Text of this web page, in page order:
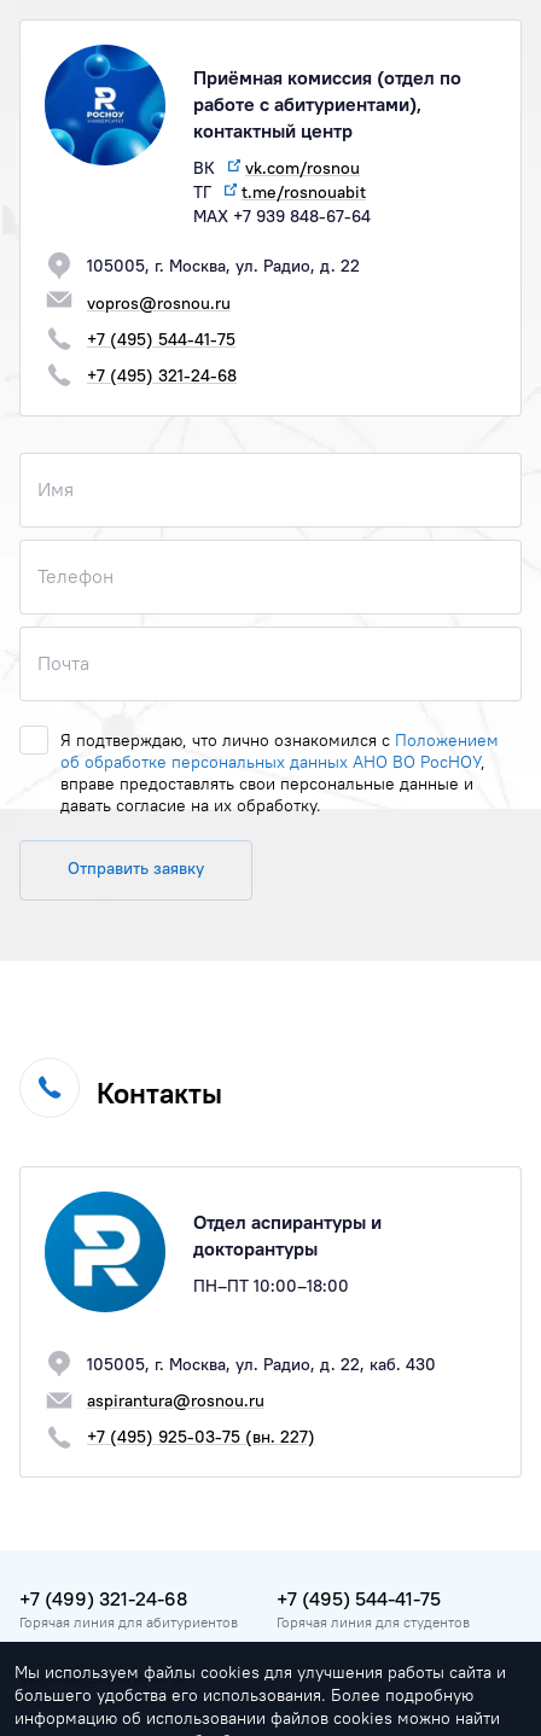
Приёмная комиссия (отдел по
работе с абитуриентами),
контактный центр
ВК
vk.com/rosnou
ТГ
t.me/rosnouabit
МАХ +7 939 848-67-64
105005, г. Москва, ул. Радио, д. 22
vopros@rosnou.ru
+7 (495) 544-41-75
+7 (495) 321-24-68
Имя
Телефон
Почта
Я подтверждаю, что лично ознакомился с Положением
об обработке персональных данных АНО ВО РосНОУ,
вправе предоставлять свои персональные данные и
давать согласие на их обработку.
Отправить заявку
Контакты
Отдел аспирантуры и
докторантуры
ПН–ПТ 10:00–18:00
105005, г. Москва, ул. Радио, д. 22, каб. 430
aspirantura@rosnou.ru
+7 (495) 925-03-75 (вн. 227)
+7 (499) 321-24-68
Горячая линия для абитуриентов
+7 (495) 544-41-75
Горячая линия для студентов
vopros@rosnou.ru
Горячая линия для абитуриентов
Мы используем файлы cookies для улучшения работы сайта и
большего удобства его использования. Более подробную
информацию об использовании файлов cookies можно найти